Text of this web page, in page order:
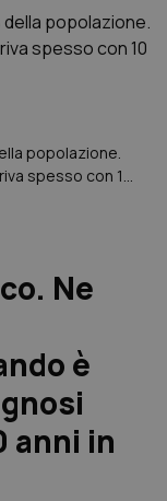
popolazione.
spesso con 10
Ne
è
anni in